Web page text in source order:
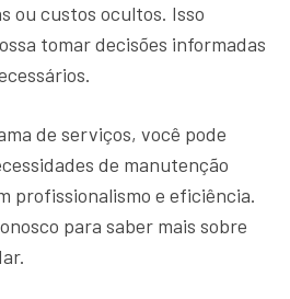
ou custos ocultos. Isso
tomar decisões informadas
de serviços, você pode
de manutenção
profissionalismo e eficiência.
para saber mais sobre